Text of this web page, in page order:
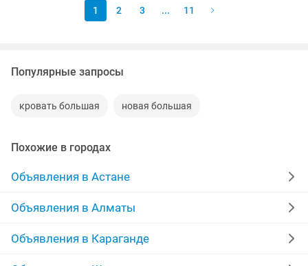
1 2 3 ... 11
Популярные запросы
кровать большая новая большая
Похожие в городах
Объявления в Астане
Объявления в Алматы
Объявления в Караганде